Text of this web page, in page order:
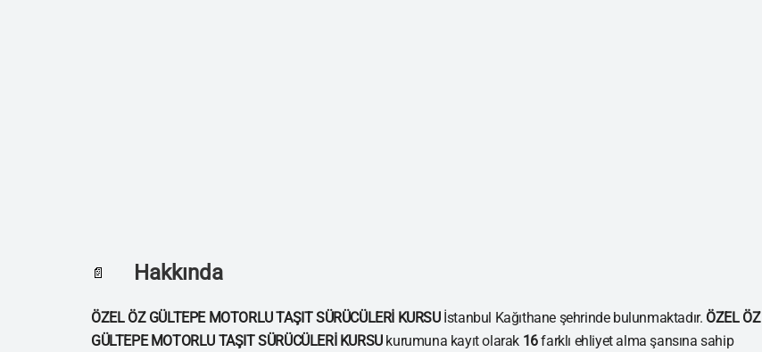
📄 Hakkında
ÖZEL ÖZ GÜLTEPE MOTORLU TAŞIT SÜRÜCÜLERİ KURSUİstanbul Kağıthane şehrinde bulunmaktadır. ÖZEL ÖZ
GÜLTEPE MOTORLU TAŞIT SÜRÜCÜLERİ KURSUkurumuna kayıt olarak 16farklı ehliyet alma şansına sahip